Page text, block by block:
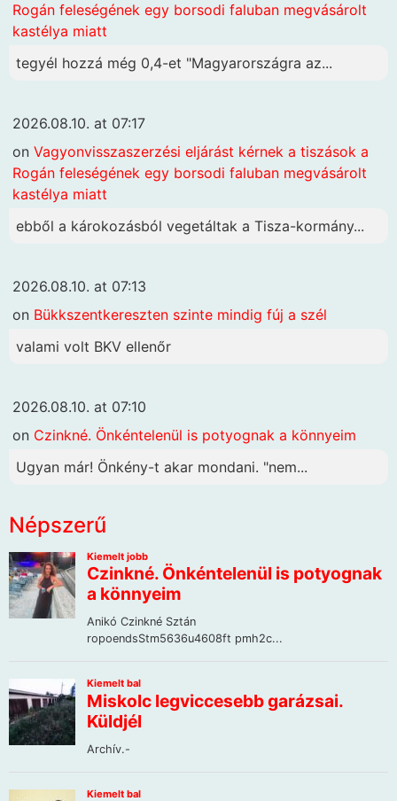
Rogán feleségének egy borsodi faluban megvásárolt
kastélya miatt
tegyél hozzá még 0,4-et "Magyarországra az...
2026.08.10. at 07:17
on Vagyonvisszaszerzési eljárást kérnek a tiszások a
Rogán feleségének egy borsodi faluban megvásárolt
kastélya miatt
ebből a károkozásból vegetáltak a Tisza-kormány...
2026.08.10. at 07:13
on Bükkszentkereszten szinte mindig fúj a szél
valami volt BKV ellenőr
2026.08.10. at 07:10
on Czinkné. Önkéntelenül is potyognak a könnyeim
Ugyan már! Önkény-t akar mondani. "nem...
Népszerű